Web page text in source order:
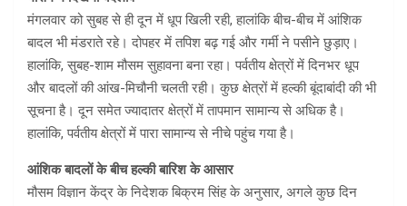
मंगलवार को सुबह से ही दून में धूप खिली रही, हालांकि बीच-बीच में आंशिक
बादल भी मंडराते रहे। दोपहर में तपिश बढ़ गई और गर्मी ने पसीने छुड़ाए।
हालांकि, सुबह-शाम मौसम सुहावना बना रहा। पर्वतीय क्षेत्रों में दिनभर धूप
और बादलों की आंख-मिचौनी चलती रही। कुछ क्षेत्रों में हल्की बूंदाबांदी की भी
सूचना है। दून समेत ज्यादातर क्षेत्रों में तापमान सामान्य से अधिक है।
हालांकि, पर्वतीय क्षेत्रों में पारा सामान्य से नीचे पहुंच गया है।
आंशिक बादलों के बीच हल्की बारिश के आसार
मौसम विज्ञान केंद्र के निदेशक बिक्रम सिंह के अनुसार, अगले कुछ दिन